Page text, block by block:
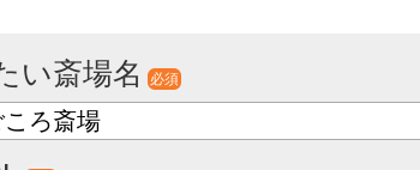
い斎場名 必須